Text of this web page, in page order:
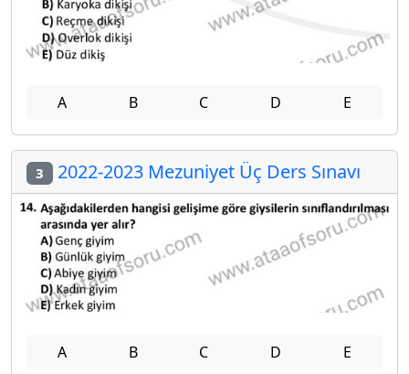
A B C D E
3 2022-2023 Mezuniyet Üç Ders Sınavı
A B C D E